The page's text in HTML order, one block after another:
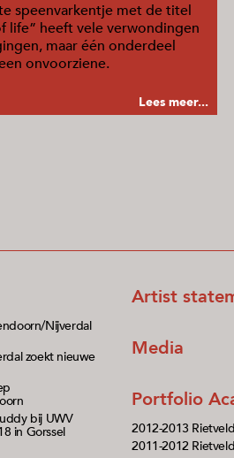
speenvarkentje met de titel
life” heeft vele verwondingen
maar één onderdeel
onvoorziene.
Lees meer...
Nijverdal
zoekt nieuwe
bij UWV
in Gorssel
Artist
Media
Portfolio
2012-2013
2011-2012